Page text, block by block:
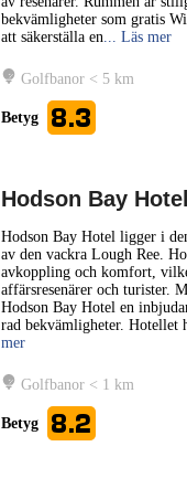
bekvämligheter som gratis
att säkerställa en ... Läs mer
Golfbanor < 5 km
Betyg 8.3
Hodson Bay Hotel
Hodson Bay Hotel ligger i
av den vackra Lough Ree.
avkoppling och komfort,
affärsresenärer och turister.
Hodson Bay Hotel en
rad bekvämligheter. Hotellet
mer
Golfbanor < 1 km
Betyg 8.2